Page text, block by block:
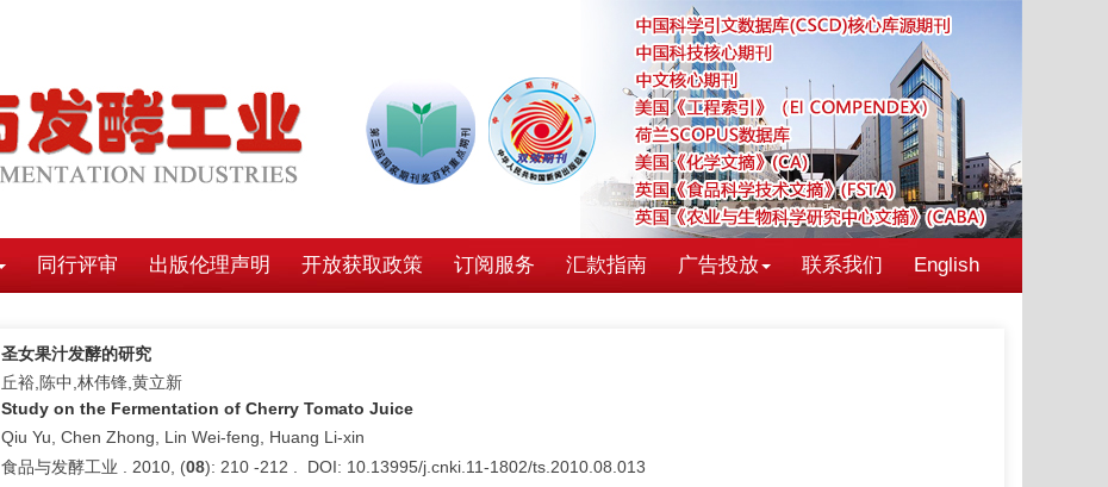
同行评审 出版伦理声明 开放获取政策 订阅服务 汇款指南 广告投放 联系我们 English
圣女果汁发酵的研究
丘裕,陈中,林伟锋,黄立新
Study on the Fermentation of Cherry Tomato Juice
Qiu Yu, Chen Zhong, Lin Wei-feng, Huang Li-xin
食品与发酵工业 . 2010, (08): 210 -212 . DOI: 10.13995/j.cnki.11-1802/ts.2010.08.013